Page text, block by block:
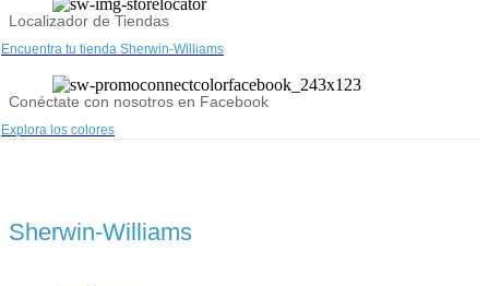
Localizador de Tiendas
Encuentra tu tienda Sherwin-Williams
Conéctate con nosotros en Facebook
Explora los colores
Sherwin-Williams